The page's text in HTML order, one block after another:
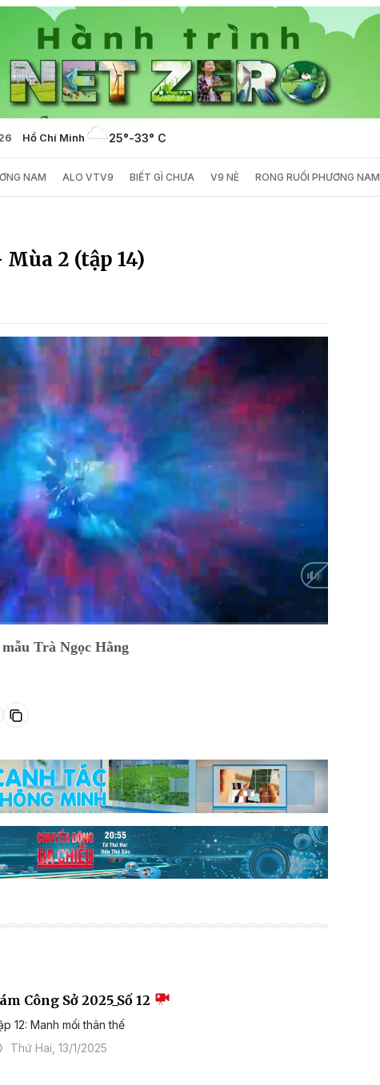
Hồ Chí Minh 25°-33° C
NAM ALO VTV9 BIẾT GÌ CHƯA V9 NÈ RONG RUỔI PHƯƠNG NAM
2 (tập 14)
Trà Ngọc Hằng
Công Sở 2025_Số 12
12: Manh mối thân thế
Thứ Hai, 13/1/2025